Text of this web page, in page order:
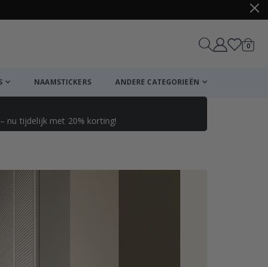
0
NAAMSTICKERS ANDERE CATEGORIEËN
nu tijdelijk met 20% korting!